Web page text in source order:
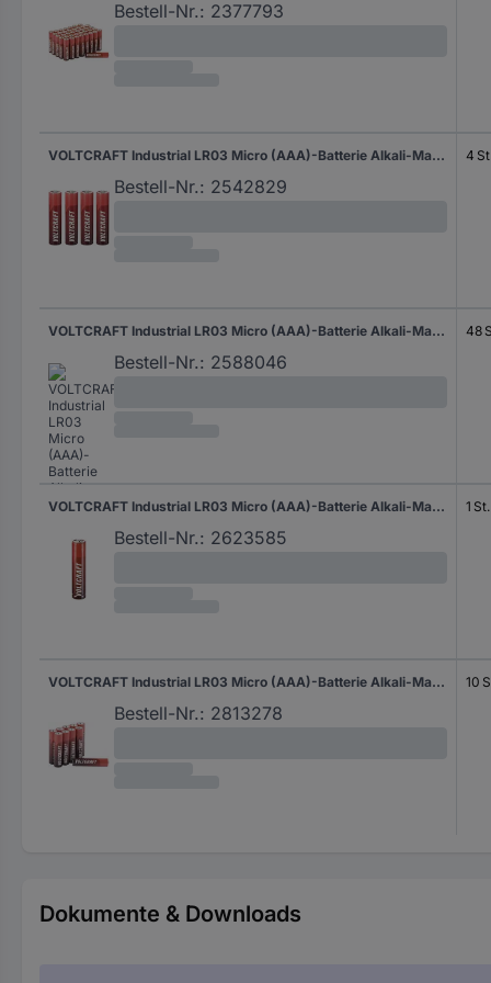
Bestell-Nr.: 2377793
VOLTCRAFT Industrial LR03 Micro (AAA)-Batterie Alkali-Mangan 1350 mAh 1.5 V 4 St.
Bestell-Nr.: 2542829
4
VOLTCRAFT Industrial LR03 Micro (AAA)-Batterie Alkali-Mangan 1350 mAh 1.5 V 48 St.
Bestell-Nr.: 2588046
48
VOLTCRAFT Industrial LR03 Micro (AAA)-Batterie Alkali-Mangan 1350 mAh 1.5 V 1 St.
Bestell-Nr.: 2623585
1 St.
VOLTCRAFT Industrial LR03 Micro (AAA)-Batterie Alkali-Mangan 1350 mAh 1.5 V 10 St.
Bestell-Nr.: 2813278
10
Dokumente & Downloads